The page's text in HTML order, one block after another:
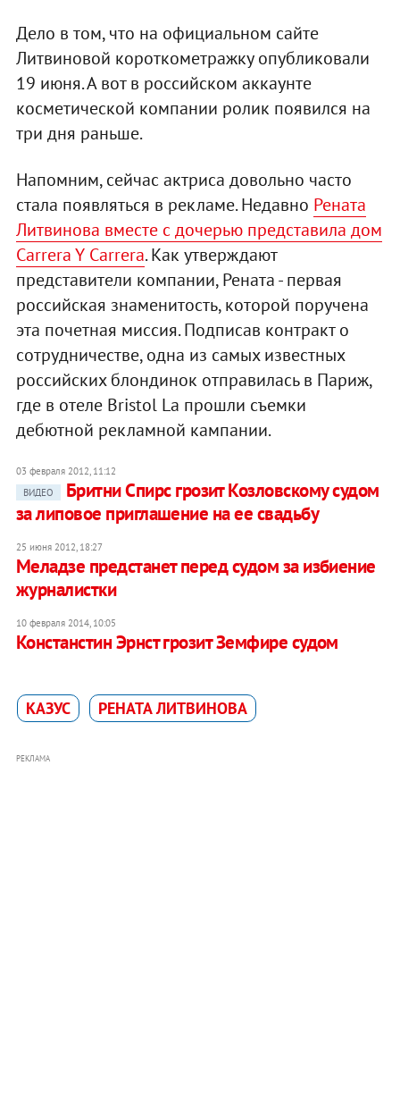
Дело в том, что на официальном сайте
Литвиновой короткометражку опубликовали
19 июня. А вот в российском аккаунте
косметической компании ролик появился на
три дня раньше.
Напомним, сейчас актриса довольно часто
стала появляться в рекламе. Недавно Рената
Литвинова вместе с дочерью представила дом
Carrera Y Carrera. Как утверждают
представители компании, Рената - первая
российская знаменитость, которой поручена
эта почетная миссия. Подписав контракт о
сотрудничестве, одна из самых известных
российских блондинок отправилась в Париж,
где в отеле Bristol La прошли съемки
дебютной рекламной кампании.
03 февраля 2012, 11:12
ВИДЕО
Бритни Спирс грозит Козловскому судом
за липовое приглашение на ее свадьбу
25 июня 2012, 18:27
Меладзе предстанет перед судом за избиение
журналистки
10 февраля 2014, 10:05
Констанстин Эрнст грозит Земфире судом
КАЗУС РЕНАТА ЛИТВИНОВА
РЕКЛАМА